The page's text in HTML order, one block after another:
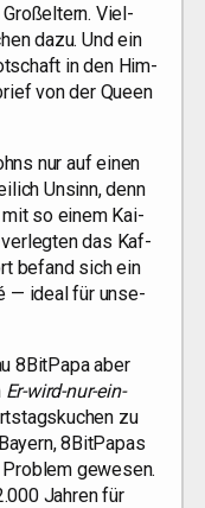
Viel­
dazu. Und ein
in den Him­
von der Queen
nur auf einen
Unsinn, denn
so einem Kai­
ver­leg­ten das Kaf­
befand sich ein
— ide­al für unse­
8BitPapa aber
Er-wird-nur-ein-
zu
8BitPapas
gewe­sen.
Jah­ren für